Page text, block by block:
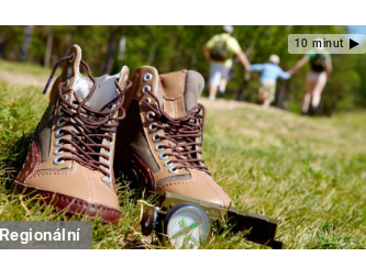
10 minut
Regionální